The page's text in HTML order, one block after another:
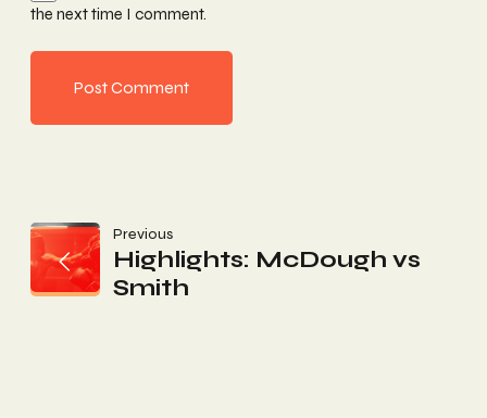
the next time I comment.
Post
Navigation
Previous
Highlights: McDough vs
Smith